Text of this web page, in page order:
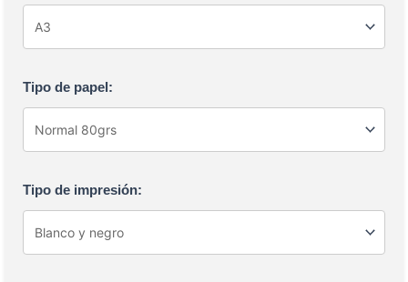
Tipo de papel:
Tipo de impresión: